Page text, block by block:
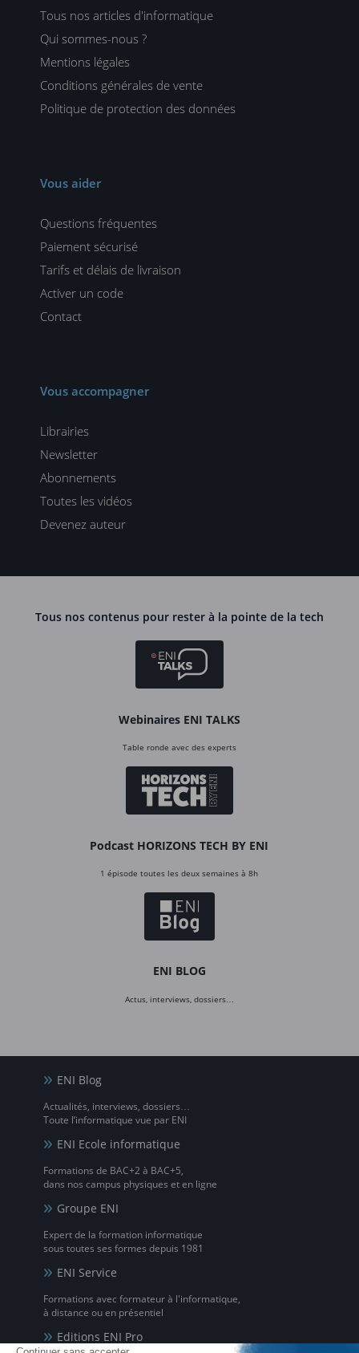
Tous nos articles d'informatique
Qui sommes-nous ?
Mentions légales
Conditions générales de vente
Politique de protection des données
Vous aider
Questions fréquentes
Paiement sécurisé
Tarifs et délais de livraison
Activer un code
Contact
Vous accompagner
Librairies
Newsletter
Abonnements
Toutes les vidéos
Devenez auteur
Tous nos contenus pour rester à la pointe de la tech
Webinaires ENI TALKS
Table ronde avec des experts
Podcast HORIZONS TECH BY ENI
1 épisode toutes les deux semaines à 8h
ENI BLOG
Actus, interviews, dossiers…
ENI Blog
Actualités, interviews, dossiers…
Toute l’informatique vue par ENI
ENI Ecole informatique
Formations de BAC+2 à BAC+5,
dans nos campus physiques et en ligne
Groupe ENI
Expert de la formation informatique
sous toutes ses formes depuis 1981
ENI Service
Formations avec formateur à l'informatique,
à distance ou en présentiel
Editions ENI Pro